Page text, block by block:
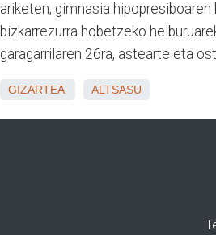
ariketen, gimnasia
bizkarrezurra hobetzeko
garagarrilaren 26ra, astearte eta
GIZARTEA ALTSASU